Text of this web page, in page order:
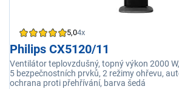
5,04x
Philips CX5120/11
Ventilátor teplovzdušný, topný výkon 2000
5 bezpečnostních prvků, 2 režimy ohřevu,
ochrana proti přehřívání, barva šedá